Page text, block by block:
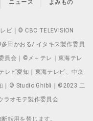
ニュース よみもの
ビ｜© CBC TELEVISION
田かおる/ イタキス製作委員
員会｜©メ～テレ｜東海テレ
レビ愛知｜東海テレビ、中京
｜© Studio Ghibli｜©2023 二
ラオモテ製作委員会
転用を禁じます。